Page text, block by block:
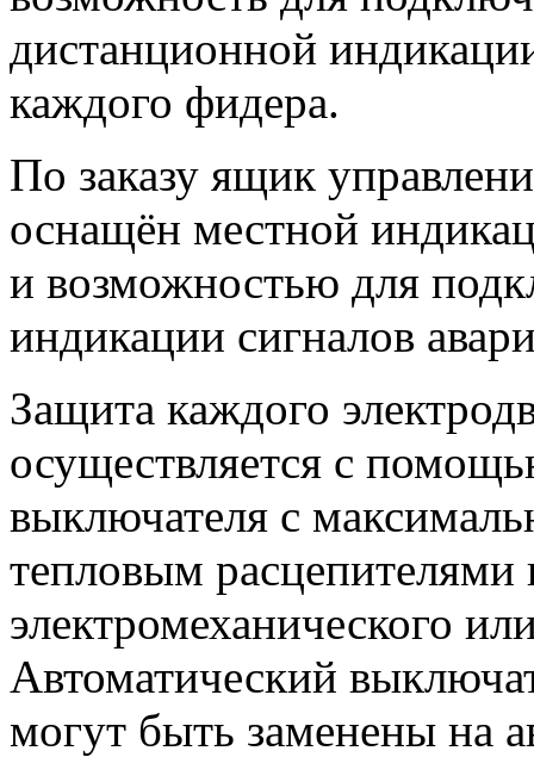
дистанционной
каждого фидера.
По заказу ящик
оснащён местной
и возможностью для
индикации сигналов
Защита каждого
осуществляется с
выключателя с
тепловым расцепителями
электромеханического
Автоматический
могут быть заменены на